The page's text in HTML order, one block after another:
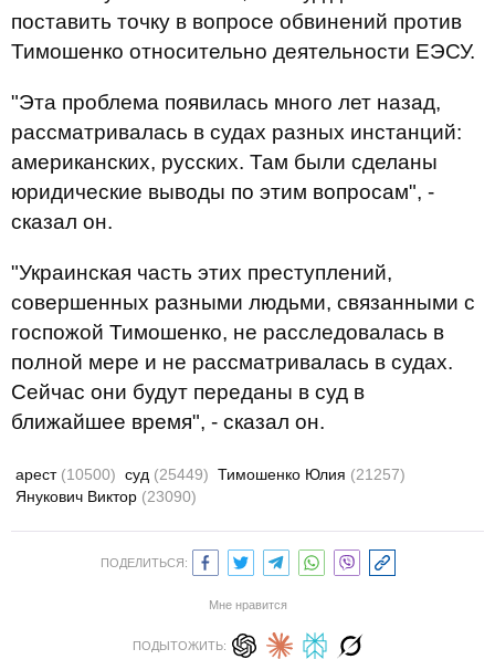
поставить точку в вопросе обвинений против
Тимошенко относительно деятельности ЕЭСУ.
"Эта проблема появилась много лет назад,
рассматривалась в судах разных инстанций:
американских, русских. Там были сделаны
юридические выводы по этим вопросам", -
сказал он.
"Украинская часть этих преступлений,
совершенных разными людьми, связанными с
госпожой Тимошенко, не расследовалась в
полной мере и не рассматривалась в судах.
Сейчас они будут переданы в суд в
ближайшее время", - сказал он.
арест (10500) суд (25449) Тимошенко Юлия (21257)
Янукович Виктор (23090)
ПОДЕЛИТЬСЯ:
Мне нравится
ПОДЫТОЖИТЬ: